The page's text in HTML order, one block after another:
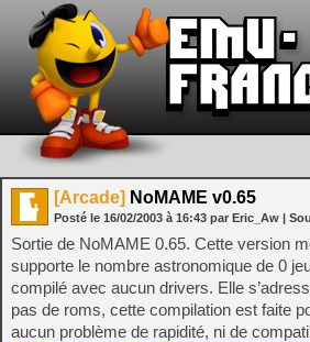
[Arcade] NoMAME v0.65
Posté le 16/02/2003 à 16:43 par Eric_Aw |
Sortie de NoMAME 0.65. Cette version
supporte le nombre astronomique de 0
compilé avec aucun drivers. Elle
pas de roms, cette compilation est faite
aucun problème de rapidité, ni de